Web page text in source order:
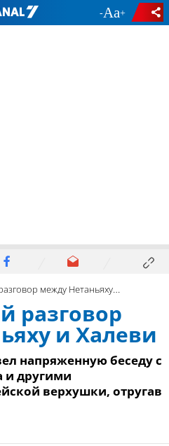
- +
между Нетаньяху и Халеви
разговор
и Халеви
напряженную беседу с
и другими
верхушки, отругав